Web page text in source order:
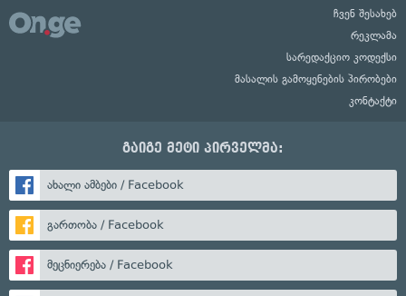
ჩვენ შესახებ
რეკლამა
სარედაქციო კოდექსი
მასალის გამოყენების პირობები
კონტაქტი
გაიგე მეტი პირველმა:
ახალი ამბები / Facebook
გართობა / Facebook
მეცნიერება / Facebook